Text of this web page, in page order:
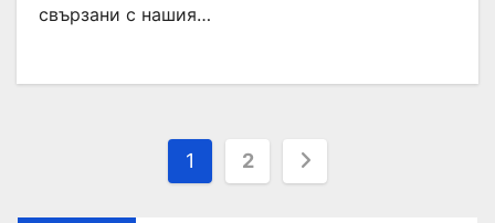
свързани с нашия…
1 2